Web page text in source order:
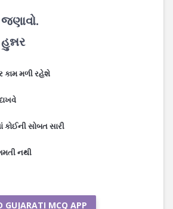
કામ મળી રહેશે
કોઈની સોબત સારી
નથી
GUJARATI MCQ APP